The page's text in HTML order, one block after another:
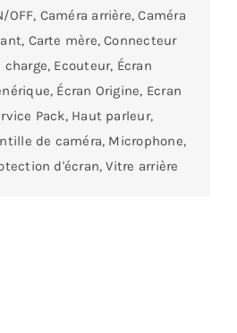
OFF, Caméra arrière, Caméra
Carte mère, Connecteur
charge, Ecouteur, Écran
Écran Origine, Ecran
Pack, Haut parleur,
de caméra, Microphone,
d'écran, Vitre arrière